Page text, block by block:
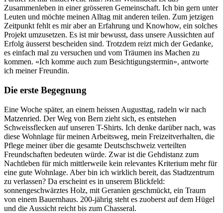
Zusammenleben in einer grösseren Gemeinschaft. Ich bin gern unter
Leuten und möchte meinen Alltag mit anderen teilen. Zum jetzigen
Zeitpunkt fehlt es mir aber an Erfahrung und Knowhow, ein solches
Projekt umzusetzen. Es ist mir bewusst, dass unsere Aussichten auf
Erfolg äusserst bescheiden sind. Trotzdem reizt mich der Gedanke,
es einfach mal zu versuchen und vom Träumen ins Machen zu
kommen. «Ich komme auch zum Besichtigungstermin», antworte
ich meiner Freundin.
Die erste Begegnung
Eine Woche später, an einem heissen Augusttag, radeln wir nach
Matzenried. Der Weg von Bern zieht sich, es entstehen
Schweissflecken auf unseren T-Shirts. Ich denke darüber nach, was
diese Wohnlage für meinen Arbeitsweg, mein Freizeitverhalten, die
Pflege meiner über die gesamte Deutschschweiz verteilten
Freundschaften bedeuten würde. Zwar ist die Gehdistanz zum
Nachtleben für mich mittlerweile kein relevantes Kriterium mehr für
eine gute Wohnlage. Aber bin ich wirklich bereit, das Stadtzentrum
zu verlassen? Da erscheint es in unserem Blickfeld:
sonnengeschwärztes Holz, mit Geranien geschmückt, ein Traum
von einem Bauernhaus. 200-jährig steht es zuoberst auf dem Hügel
und die Aussicht reicht bis zum Chasseral.